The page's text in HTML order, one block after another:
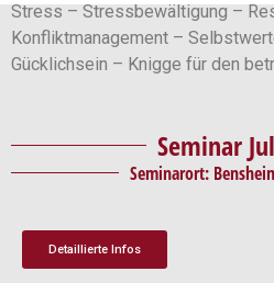
Stress – Stressbewältigung –
Konfliktmanagement –
Gücklichsein – Knigge für den
Seminar
Seminarort:
Detaillierte Infos